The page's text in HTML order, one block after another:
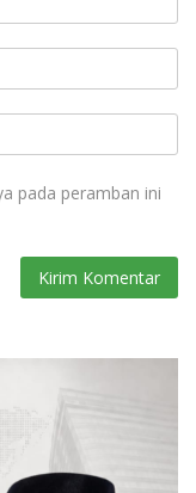
pada peramban ini